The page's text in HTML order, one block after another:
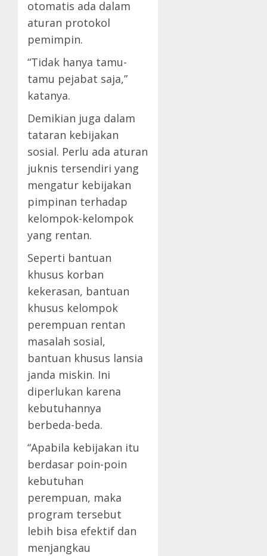
otomatis ada dalam
aturan protokol
pemimpin.
“Tidak hanya tamu-
tamu pejabat saja,”
katanya.
Demikian juga dalam
tataran kebijakan
sosial. Perlu ada aturan
juknis tersendiri yang
mengatur kebijakan
pimpinan terhadap
kelompok-kelompok
yang rentan.
Seperti bantuan
khusus korban
kekerasan, bantuan
khusus kelompok
perempuan rentan
masalah sosial,
bantuan khusus lansia
janda miskin. Ini
diperlukan karena
kebutuhannya
berbeda-beda.
“Apabila kebijakan itu
berdasar poin-poin
kebutuhan
perempuan, maka
program tersebut
lebih bisa efektif dan
menjangkau